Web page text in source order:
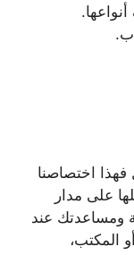
اختصاصنا
على مدار
ومساعدتك عند
المكتب،